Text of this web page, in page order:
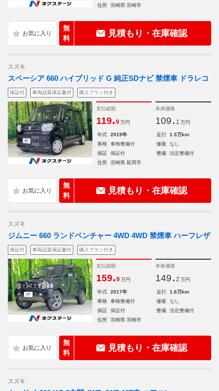
住所
宮崎県 宮崎市
無
料
見積もり・在庫確認
スズキ
スペーシア 660 ハイブリッド G 純正SDナビ 禁煙車 ドラレコ
保証付 車両品質保証書付 購入プラン付き
支払総額
119.9 万円
本体価格
109. 1 万円
年式 2019年 走行
1.5万km
車検
車検整備付 修復
なし
保証
保証付 整備
法定整備付
住所
宮崎県 延岡市
無
料
見積もり・在庫確認
スズキ
ジムニー 660 ランドベンチャー 4WD 4WD 禁煙車 ハーフレザ
保証付 車両品質保証書付 購入プラン付き
支払総額
159.9 万円
本体価格
149. 2 万円
年式 2017年 走行
1.6万km
車検
車検整備付 修復
なし
保証
保証付 整備
法定整備付
住所
宮崎県 宮崎市
無
料
見積もり・在庫確認
スズキ